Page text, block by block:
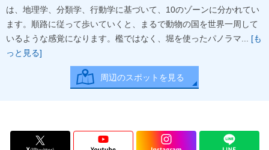
は、地理学、分類学、行動学に基づいて、10のゾーンに分かれてい
ます。順路に従って歩いていくと、まるで動物の国を世界一周して
いるような感覚になります。檻ではなく、堀を使ったパノラマ... [も
っと見る]
周辺のスポットを見る